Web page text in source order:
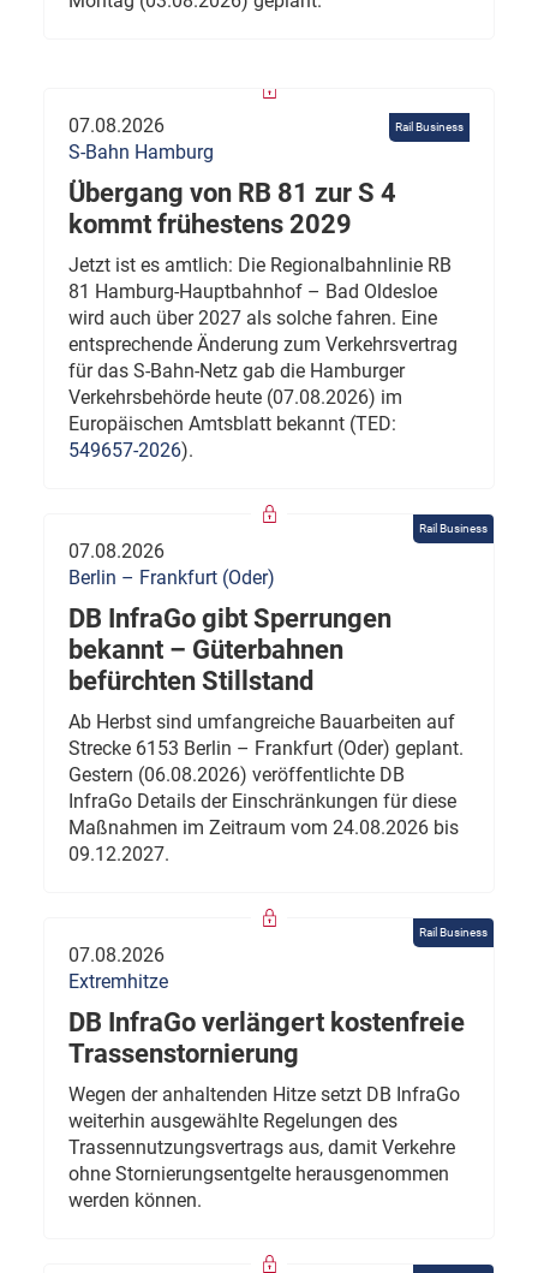
Rail Business
07.08.2026
S-Bahn Hamburg
Übergang von RB 81 zur S 4
kommt frühestens 2029
Jetzt ist es amtlich: Die Regionalbahnlinie RB
81 Hamburg-Hauptbahnhof – Bad Oldesloe
wird auch über 2027 als solche fahren. Eine
entsprechende Änderung zum Verkehrsvertrag
für das S-Bahn-Netz gab die Hamburger
Verkehrsbehörde heute (07.08.2026) im
Europäischen Amtsblatt bekannt (TED:
549657-2026).
Rail Business
07.08.2026
Berlin – Frankfurt (Oder)
DB InfraGo gibt Sperrungen
bekannt – Güterbahnen
befürchten Stillstand
Ab Herbst sind umfangreiche Bauarbeiten auf
Strecke 6153 Berlin – Frankfurt (Oder) geplant.
Gestern (06.08.2026) veröffentlichte DB
InfraGo Details der Einschränkungen für diese
Maßnahmen im Zeitraum vom 24.08.2026 bis
09.12.2027.
Rail Business
07.08.2026
Extremhitze
DB InfraGo verlängert kostenfreie
Trassenstornierung
Wegen der anhaltenden Hitze setzt DB InfraGo
weiterhin ausgewählte Regelungen des
Trassennutzungsvertrags aus, damit Verkehre
ohne Stornierungsentgelte herausgenommen
werden können.